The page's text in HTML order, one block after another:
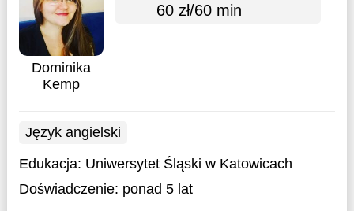
Dominika
Kemp
60 zł/60 min
Język angielski
Edukacja: Uniwersytet Śląski w Katowicach
Doświadczenie: ponad 5 lat